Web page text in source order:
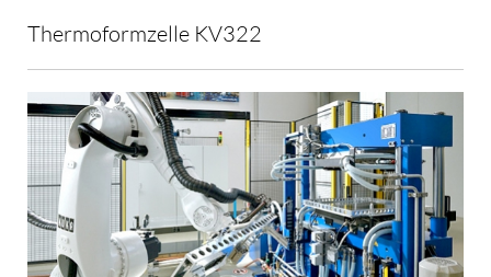
Thermoformzelle KV322